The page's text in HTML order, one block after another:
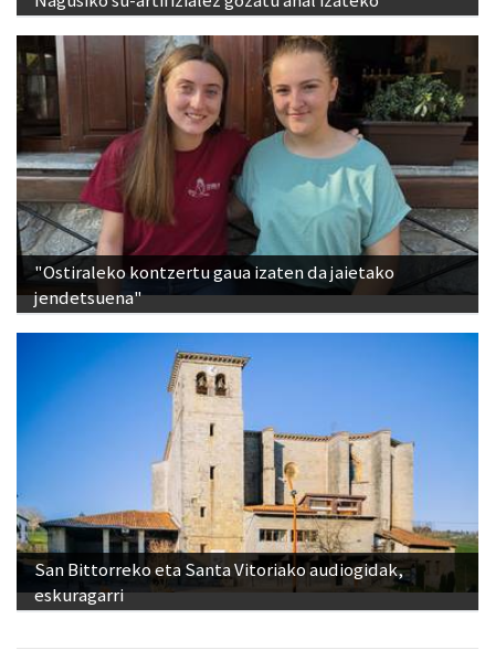
"Ostiraleko kontzertu gaua izaten da jaietako
jendetsuena"
San Bittorreko eta Santa Vitoriako audiogidak,
eskuragarri